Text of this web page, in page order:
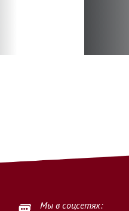
Мы в соцсетях: